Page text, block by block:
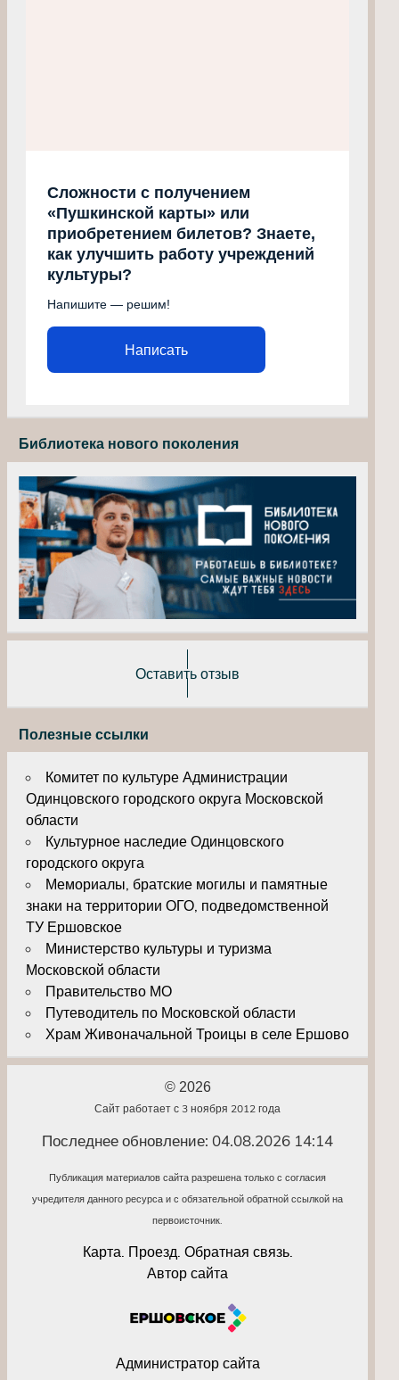
Сложности с получением
«Пушкинской карты» или
приобретением билетов? Знаете,
как улучшить работу учреждений
культуры?
Напишите — решим!
Написать
Библиотека нового поколения
Оставить отзыв
Полезные ссылки
Комитет по культуре Администрации
Одинцовского городского округа Московской
области
Культурное наследие Одинцовского
городского округа
Мемориалы, братские могилы и памятные
знаки на территории ОГО, подведомственной
ТУ Ершовское
Министерство культуры и туризма
Московской области
Правительство МО
Путеводитель по Московской области
Храм Живоначальной Троицы в селе Ершово
© 2026
Сайт работает с 3 ноября 2012 года
Последнее обновление: 04.08.2026 14:14
Публикация материалов сайта разрешена только с согласия
учредителя данного ресурса и с обязательной обратной ссылкой на
первоисточник.
Карта. Проезд. Обратная связь.
Автор сайта
Администратор сайта